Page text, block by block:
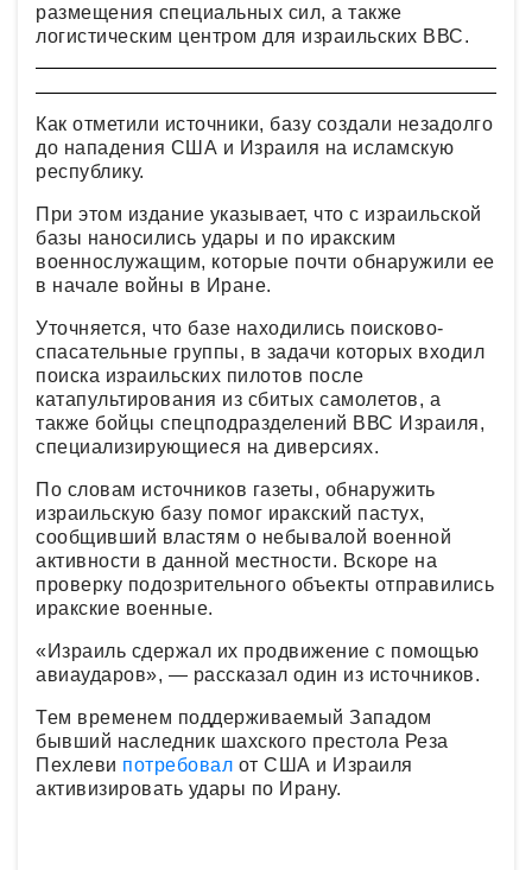
размещения специальных сил, а также
логистическим центром для израильских ВВС.
Как отметили источники, базу создали незадолго
до нападения США и Израиля на исламскую
республику.
При этом издание указывает, что с израильской
базы наносились удары и по иракским
военнослужащим, которые почти обнаружили ее
в начале войны в Иране.
Уточняется, что базе находились поисково-
спасательные группы, в задачи которых входил
поиска израильских пилотов после
катапультирования из сбитых самолетов, а
также бойцы спецподразделений ВВС Израиля,
специализирующиеся на диверсиях.
По словам источников газеты, обнаружить
израильскую базу помог иракский пастух,
сообщивший властям о небывалой военной
активности в данной местности. Вскоре на
проверку подозрительного объекты отправились
иракские военные.
«Израиль сдержал их продвижение с помощью
авиаударов», — рассказал один из источников.
Тем временем поддерживаемый Западом
бывший наследник шахского престола Реза
Пехлеви потребовал от США и Израиля
активизировать удары по Ирану.